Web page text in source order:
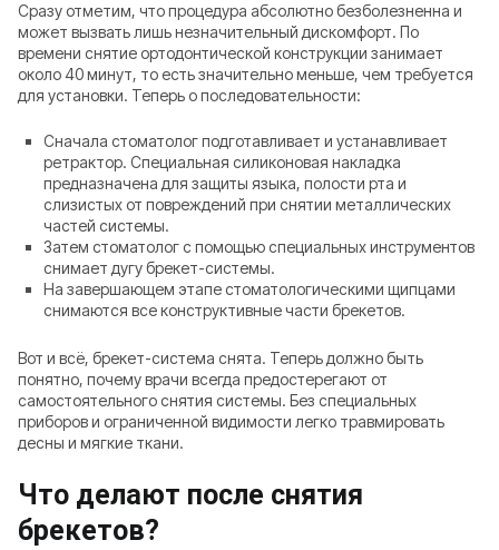
Сразу отметим, что процедура абсолютно безболезненна и
может вызвать лишь незначительный дискомфорт. По
времени снятие ортодонтической конструкции занимает
около 40 минут, то есть значительно меньше, чем требуется
для установки. Теперь о последовательности:
Сначала стоматолог подготавливает и устанавливает
ретрактор. Специальная силиконовая накладка
предназначена для защиты языка, полости рта и
слизистых от повреждений при снятии металлических
частей системы.
Затем стоматолог с помощью специальных инструментов
снимает дугу брекет-системы.
На завершающем этапе стоматологическими щипцами
снимаются все конструктивные части брекетов.
Вот и всё, брекет-система снята. Теперь должно быть
понятно, почему врачи всегда предостерегают от
самостоятельного снятия системы. Без специальных
приборов и ограниченной видимости легко травмировать
десны и мягкие ткани.
Что делают после снятия
брекетов?